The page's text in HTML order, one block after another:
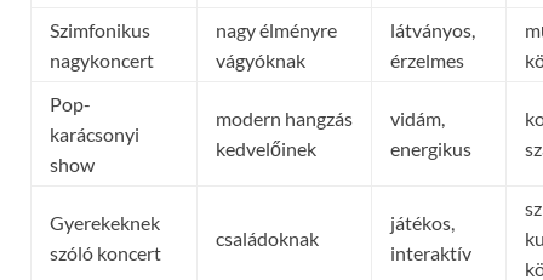
Szimfonikus
nagykoncert
nagy élményre
vágyóknak
látványos,
érzelmes
Pop-
karácsonyi
show
modern hangzás
kedvelőinek
vidám,
energikus
Gyerekeknek
szóló koncert
családoknak
játékos,
interaktív